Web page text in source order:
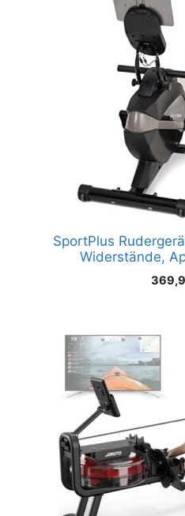
SportPlus
Widerstände,